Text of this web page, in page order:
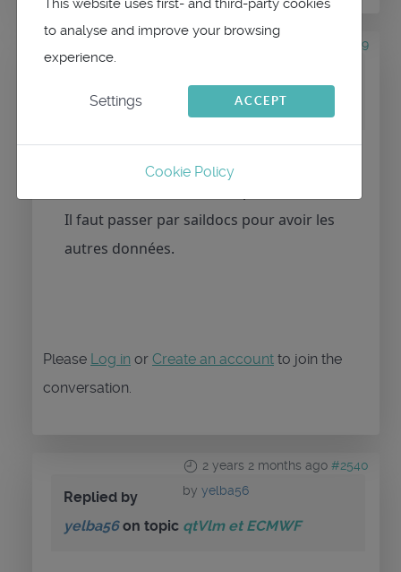
#2539
on topicqtVlm et ECMWF
Via xygrib seulement un nombre de
Il faut passer par saildocs pour avoir les
autres données.
Please Log in or Create an account to join the
conversation.
2 years 2 months ago #2540
by yelba56
Replied by
yelba56on topic qtVlm et ECMWF
This website uses first- and third-party cookies
to analyse and improve your browsing
experience.
Settings ACCEPT
Cookie Policy